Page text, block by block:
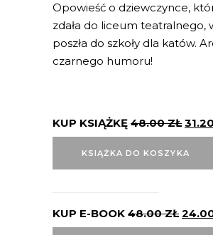
Opowieść o dziewczynce,
zdała do liceum teatralnego,
poszła do szkoły dla katów.
czarnego humoru!
KUP KSIĄŻKĘ 48.00ZŁ 31.20
KSIĄŻKA DO KOSZYKA
KUP E-BOOK 48.00ZŁ